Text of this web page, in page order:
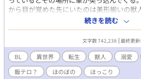
から目が覚めた先にいたのは美形揃いの獣
は、無償でご奉仕しますよ？ ただし獣体に
餌付け中、だって生活がかかってるからね
故かふたりの獣人に求婚されてしまった。
しろと？ 二人の伴侶と優しい義両親、可
絶賛子育て奮闘中。 現在、ムーンライトに
中。 イチャイチャは★がつきます。 ☆は改
が2000 文字になるようにニコイチにしてい
続きを読む
文字数 742,238 最終更
BL 異世界 転生 獣人 溺愛
飯テロ？
ほのぼの ほっこり